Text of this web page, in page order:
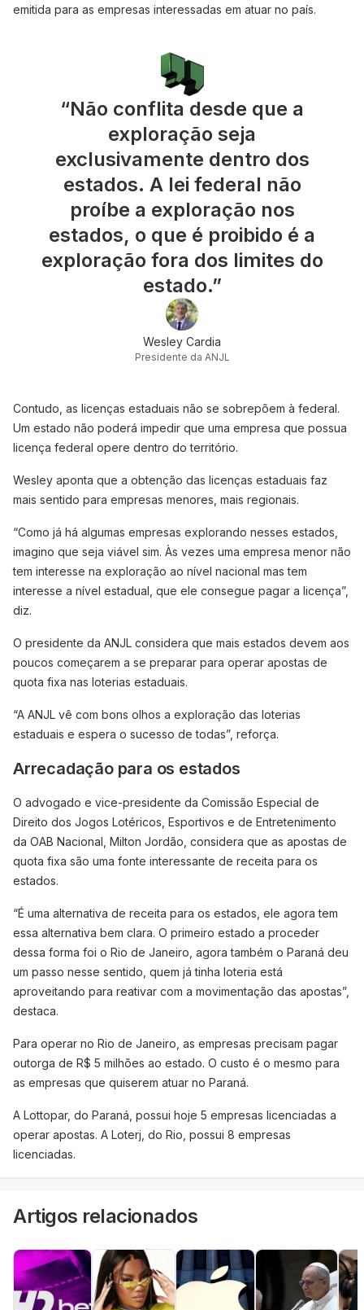
emitida para as empresas interessadas em atuar no país.
“Não conflita desde que a
exploração seja
exclusivamente dentro dos
estados. A lei federal não
proíbe a exploração nos
estados, o que é proibido é a
exploração fora dos limites do
estado.”
Wesley Cardia
Presidente da ANJL
Contudo, as licenças estaduais não se sobrepõem à federal.
Um estado não poderá impedir que uma empresa que possua
licença federal opere dentro do território.
Wesley aponta que a obtenção das licenças estaduais faz
mais sentido para empresas menores, mais regionais.
“Como já há algumas empresas explorando nesses estados,
imagino que seja viável sim. Às vezes uma empresa menor não
tem interesse na exploração ao nível nacional mas tem
interesse a nível estadual, que ele consegue pagar a licença”,
diz.
O presidente da ANJL considera que mais estados devem aos
poucos começarem a se preparar para operar apostas de
quota fixa nas loterias estaduais.
“A ANJL vê com bons olhos a exploração das loterias
estaduais e espera o sucesso de todas”, reforça.
Arrecadação para os estados
O advogado e vice-presidente da Comissão Especial de
Direito dos Jogos Lotéricos, Esportivos e de Entretenimento
da OAB Nacional, Milton Jordão, considera que as apostas de
quota fixa são uma fonte interessante de receita para os
estados.
“É uma alternativa de receita para os estados, ele agora tem
essa alternativa bem clara. O primeiro estado a proceder
dessa forma foi o Rio de Janeiro, agora também o Paraná deu
um passo nesse sentido, quem já tinha loteria está
aproveitando para reativar com a movimentação das apostas”,
destaca.
Para operar no Rio de Janeiro, as empresas precisam pagar
outorga de R$ 5 milhões ao estado. O custo é o mesmo para
as empresas que quiserem atuar no Paraná.
A Lottopar, do Paraná, possui hoje 5 empresas licenciadas a
operar apostas. A Loterj, do Rio, possui 8 empresas
licenciadas.
Artigos relacionados